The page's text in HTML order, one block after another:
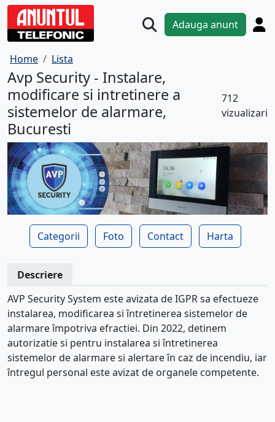
Adauga anunt
Home Lista
Avp Security - Instalare,
modificare si intretinere a
sistemelor de alarmare,
Bucuresti
712
vizualizari
Categorii Foto Contact Harta
Descriere
AVP Security System este avizata de IGPR sa efectueze
instalarea, modificarea si întretinerea sistemelor de
alarmare împotriva efractiei. Din 2022, detinem
autorizatie si pentru instalarea si întretinerea
sistemelor de alarmare si alertare în caz de incendiu, iar
întregul personal este avizat de organele competente.